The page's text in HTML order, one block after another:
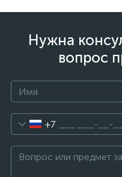
Нужна
вопрос
+7